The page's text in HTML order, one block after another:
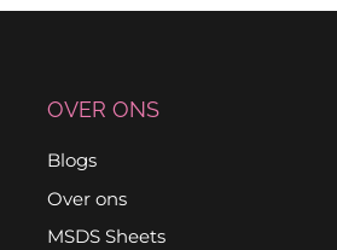
OVER ONS
Blogs
Over ons
MSDS Sheets